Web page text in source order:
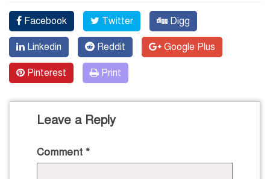
Facebook Twitter Digg
Linkedin Reddit Google Plus
Pinterest Print
Leave a Reply
Comment *